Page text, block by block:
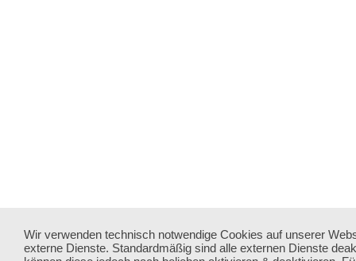
Wir verwenden technisch notwendige Cookies auf unserer
externe Dienste. Standardmäßig sind alle externen Dienste